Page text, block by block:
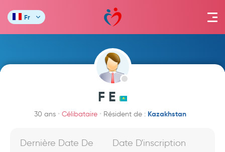
Fr
F E
30 ans Célibataire Résident de : Kazakhstan
Dernière Date De
Date D'inscription